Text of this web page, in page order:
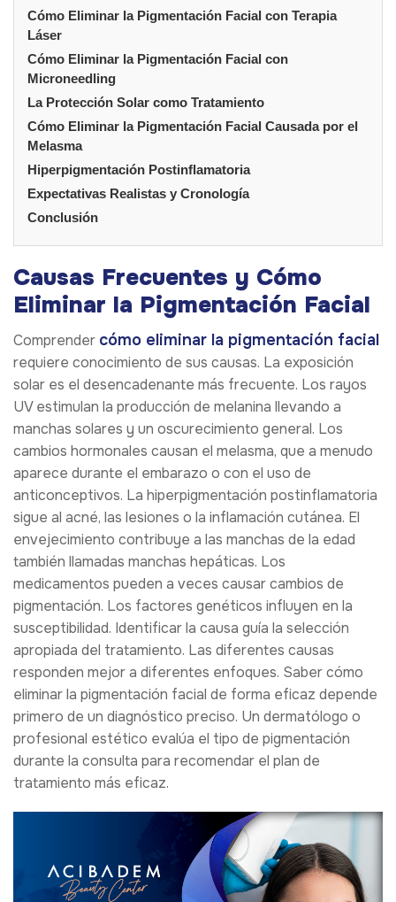
Cómo Eliminar la Pigmentación Facial con Terapia
Láser
Cómo Eliminar la Pigmentación Facial con
Microneedling
La Protección Solar como Tratamiento
Cómo Eliminar la Pigmentación Facial Causada por el
Melasma
Hiperpigmentación Postinflamatoria
Expectativas Realistas y Cronología
Conclusión
Causas Frecuentes y Cómo
Eliminar la Pigmentación Facial
Comprender cómo eliminar la pigmentación facial
requiere conocimiento de sus causas. La exposición
solar es el desencadenante más frecuente. Los rayos
UV estimulan la producción de melanina llevando a
manchas solares y un oscurecimiento general. Los
cambios hormonales causan el melasma, que a menudo
aparece durante el embarazo o con el uso de
anticonceptivos. La hiperpigmentación postinflamatoria
sigue al acné, las lesiones o la inflamación cutánea. El
envejecimiento contribuye a las manchas de la edad
también llamadas manchas hepáticas. Los
medicamentos pueden a veces causar cambios de
pigmentación. Los factores genéticos influyen en la
susceptibilidad. Identificar la causa guía la selección
apropiada del tratamiento. Las diferentes causas
responden mejor a diferentes enfoques. Saber cómo
eliminar la pigmentación facial de forma eficaz depende
primero de un diagnóstico preciso. Un dermatólogo o
profesional estético evalúa el tipo de pigmentación
durante la consulta para recomendar el plan de
tratamiento más eficaz.